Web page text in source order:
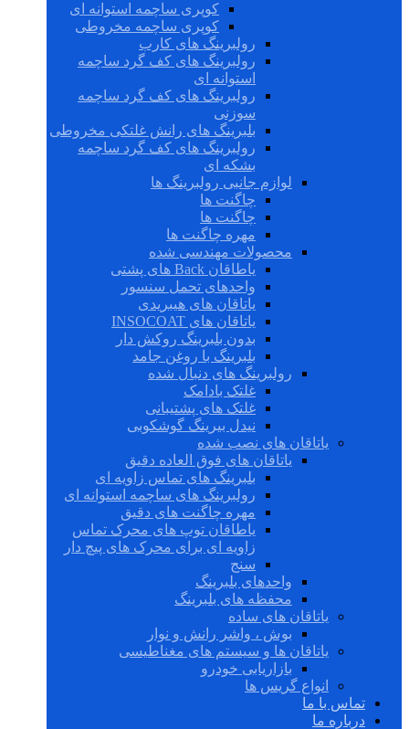
کوپری ساچمه استوانه ای
کوپری ساچمه مخروطی
رولبرینگ های کارب
رولبرینگ های کف گرد ساچمه
استوانه ای
رولبرینگ های کف گرد ساچمه
سوزنی
بلبرینگ های رانش غلتکی مخروطی
رولبرینگ های کف گرد ساچمه
بشکه ای
لوازم جانبی رولبرینگ ها
چاگنت ها
چاگنت ها
مهره چاگنت ها
محصولات مهندسی شده
یاطاقان Back های پشتی
واحدهای تحمل سنسور
یاتاقان های هیبریدی
یاتاقان های INSOCOAT
بدون بلبرینگ روکش دار
بلبرینگ با روغن جامد
رولبرینگ های دنبال شده
غلتک بادامک
غلتک های پشتیبانی
نیدل بیرینگ گوشکوبی
یاتاقان های نصب شده
یاتاقان های فوق العاده دقیق
بلبرینگ های تماس زاویه ای
رولبرینگ های ساچمه استوانه ای
مهره چاگنت های دقیق
یاطاقان توپ های محرک تماس
زاویه ای برای محرک های پیچ دار
سنج
واحدهای بلبرینگ
محفظه های بلبرینگ
یاتاقان های ساده
بوش ، واشر رانش و نوار
یاتاقان ها و سیستم های مغناطیسی
بازاریابی خودرو
انواع گریس ها
تماس با ما
درباره ما